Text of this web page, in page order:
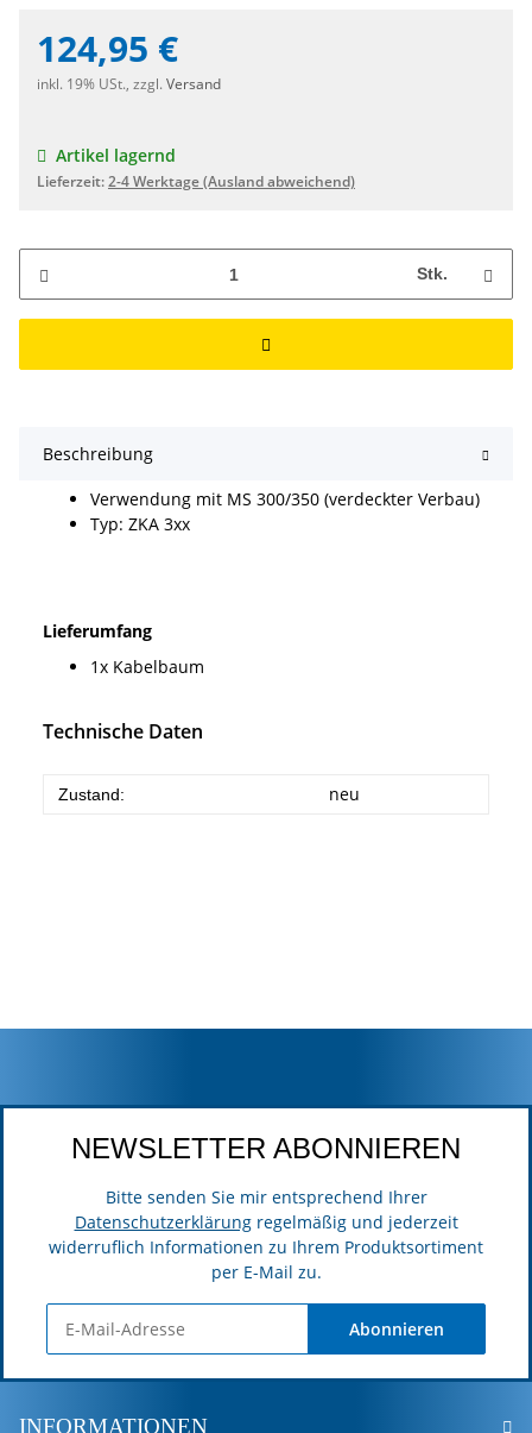
124,95 €
inkl. 19% USt., zzgl. Versand
Artikel lagernd
Lieferzeit:2-4 Werktage(Ausland abweichend)
Stk.
Beschreibung
Verwendung mit MS 300/350 (verdeckter Verbau)
Typ: ZKA 3xx
Lieferumfang
1x Kabelbaum
Technische Daten
Zustand: neu
NEWSLETTER ABONNIEREN
Bitte senden Sie mir entsprechend Ihrer
Datenschutzerklärungregelmäßig und jederzeit
widerruflich Informationen zu Ihrem Produktsortiment
per E-Mail zu.
Abonnieren
INFORMATIONEN